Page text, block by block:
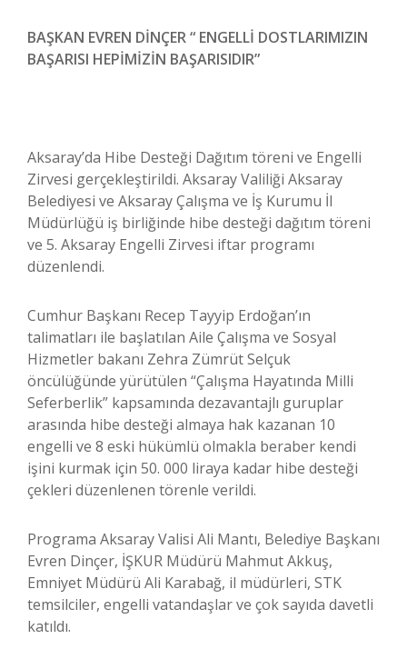
BAŞKAN EVREN DİNÇER “ ENGELLİ DOSTLARIMIZIN
BAŞARISI HEPİMİZİN BAŞARISIDIR”
Aksaray’da Hibe Desteği Dağıtım töreni ve Engelli
Zirvesi gerçekleştirildi. Aksaray Valiliği Aksaray
Belediyesi ve Aksaray Çalışma ve İş Kurumu İl
Müdürlüğü iş birliğinde hibe desteği dağıtım töreni
ve 5. Aksaray Engelli Zirvesi iftar programı
düzenlendi.
Cumhur Başkanı Recep Tayyip Erdoğan’ın
talimatları ile başlatılan Aile Çalışma ve Sosyal
Hizmetler bakanı Zehra Zümrüt Selçuk
öncülüğünde yürütülen “Çalışma Hayatında Milli
Seferberlik” kapsamında dezavantajlı guruplar
arasında hibe desteği almaya hak kazanan 10
engelli ve 8 eski hükümlü olmakla beraber kendi
işini kurmak için 50. 000 liraya kadar hibe desteği
çekleri düzenlenen törenle verildi.
Programa Aksaray Valisi Ali Mantı, Belediye Başkanı
Evren Dinçer, İŞKUR Müdürü Mahmut Akkuş,
Emniyet Müdürü Ali Karabağ, il müdürleri, STK
temsilciler, engelli vatandaşlar ve çok sayıda davetli
katıldı.